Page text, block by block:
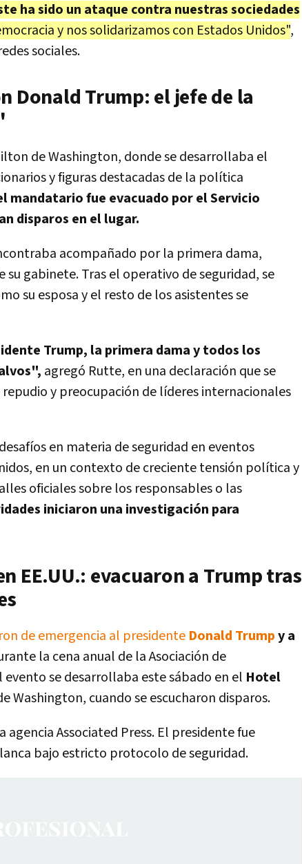
ha sido un ataque contra nuestras sociedades
y nos solidarizamos con Estados Unidos",
sociales.
Donald Trump: el jefe de la
de Washington, donde se desarrollaba el
y figuras destacadas de la política
mandatario fue evacuado por el Servicio
disparos en el lugar.
acompañado por la primera dama,
su gabinete. Tras el operativo de seguridad, se
su esposa y el resto de los asistentes se
Trump, la primera dama y todos los
agregó Rutte, en una declaración que se
y preocupación de líderes internacionales
en materia de seguridad en eventos
en un contexto de creciente tensión política y
oficiales sobre los responsables o las
iniciaron una investigación para
EE.UU.: evacuaron a Trump tras
de emergencia al presidente Donald Trumpy a
la cena anual de la Asociación de
evento se desarrollaba este sábado en el Hotel
Washington, cuando se escucharon disparos.
Associated Press. El presidente fue
bajo estricto protocolo de seguridad.